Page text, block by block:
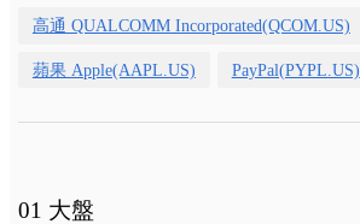
高通 QUALCOMM Incorporated(QCOM.US)
蘋果 Apple(AAPL.US) PayPal(PYPL.US)
01 大盤